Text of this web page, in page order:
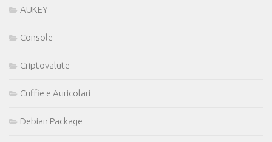
AUKEY
Console
Criptovalute
Cuffie e Auricolari
Debian Package